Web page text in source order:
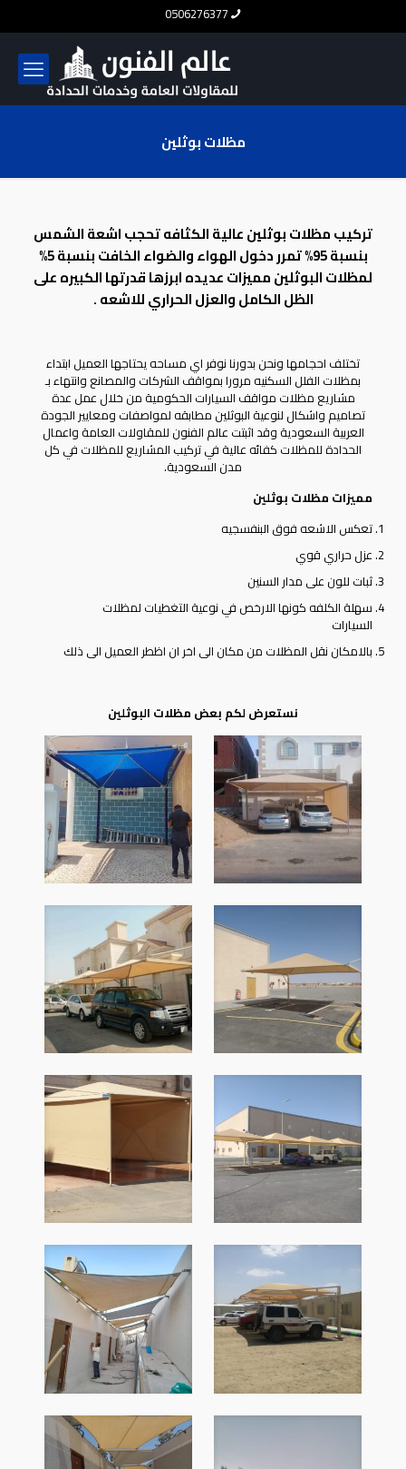
0506276377
مظلات بوثلين
تركيبمظلاتبوثلين عالية الكثافه تحجب اشعة الشمس
بنسبة 95% تمرر دخول الهواء والضواء الخافت بنسبة 5%
لمظلات البوثلين مميزات عديده ابرزها قدرتها الكبيره على
الظل الكامل والعزل الحراري للاشعه .
تختلف احجامها ونحن بدورنا نوفر اي مساحه يحتاجها العميل ابتداء
بمظلات الفلل السكنيه مرورا بمواقف الشركات والمصانع وانتهاء بـ
مشاريع مظلات مواقف السيارات الحكومية من خلال عمل عدة
تصاميم واشكال لنوعية البوثلين مطابقه لمواصفات ومعايير الجودة
العربية السعودية وقد اثبتت عالم الفنون للمقاولات العامة واعمال
الحدادة للمظلات كفائه عالية في تركيب المشاريع للمظلات في كل
مدن السعودية.
مميزات مظلات بوثلين
تعكس الاشعه فوق البنفسجيه
عزل حراري قوي
ثبات للون على مدار السنين
سهلة الكلفه كونها الارخص في نوعية التغطيات لمظلات
السيارات
بالامكان نقل المظلات من مكان الى اخر ان اظطر العميل الى ذلك
نستعرض لكم بعض مظلات البوثلين